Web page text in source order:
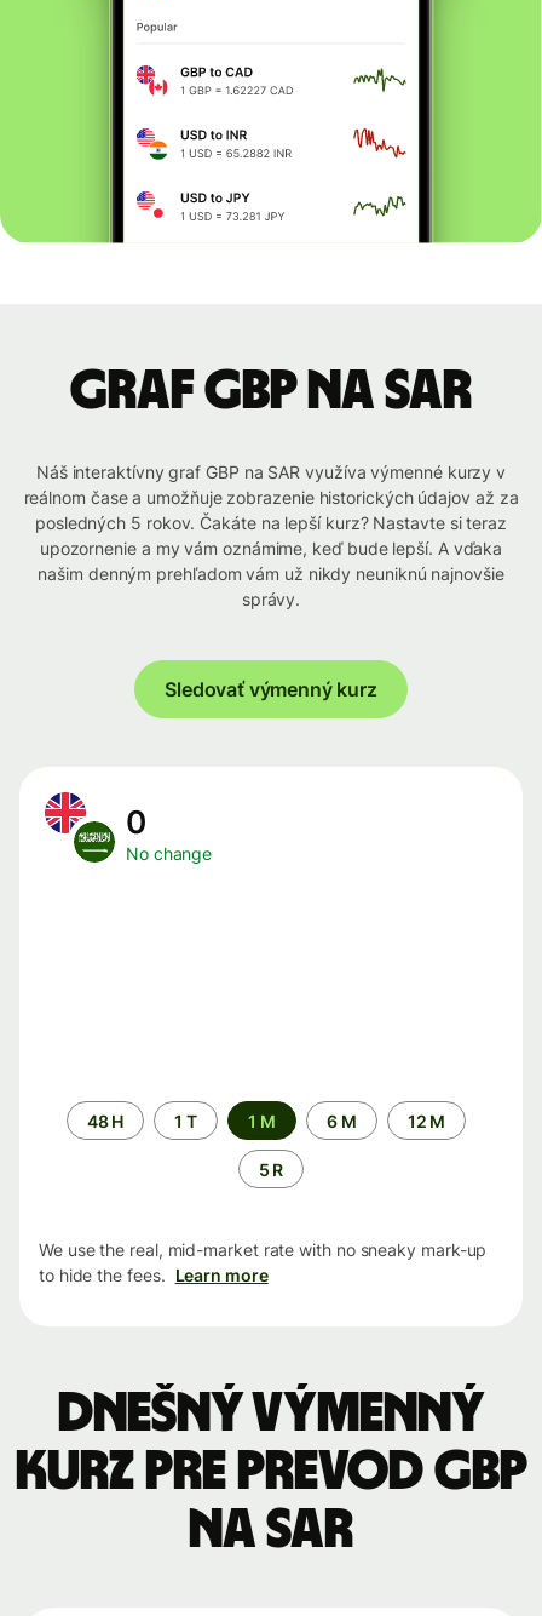
graf GBP na SAR
Náš interaktívny graf GBP na SAR využíva výmenné kurzy v
reálnom čase a umožňuje zobrazenie historických údajov až za
posledných 5 rokov. Čakáte na lepší kurz? Nastavte si teraz
upozornenie a my vám oznámime, keď bude lepší. A vďaka
našim denným prehľadom vám už nikdy neuniknú najnovšie
správy.
Sledovať výmenný kurz
0
No change
Time
period
48 H 1 T 1 M 6 M 12 M
5 R
We use the real, mid-market rate with no sneaky mark-up
to hide the fees. Learn more
Dnešný výmenný
kurz pre prevod GBP
na SAR